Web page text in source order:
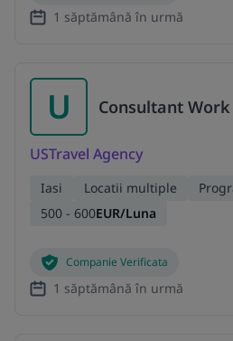
1 săptămână în urmă
U Consultant
USTravel Agency
Iasi Locatii multiple
500 - 600EUR/Luna
Companie Verificata
1 săptămână în urmă